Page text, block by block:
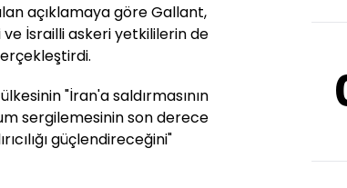
açıklamaya göre Gallant,
İsrailli askeri yetkililerin de
"İran'a saldırmasının
sergilemesinin son derece
güçlendireceğini"